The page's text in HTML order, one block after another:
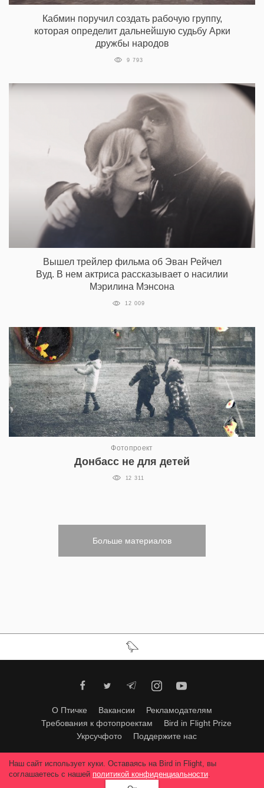
Кабмин поручил создать рабочую группу,
которая определит дальнейшую судьбу Арки
дружбы народов
9 793
Вышел трейлер фильма об Эван Рейчел
Вуд. В нем актриса рассказывает о насилии
Мэрилина Мэнсона
12 009
Фотопроект
Донбасс не для детей
12 311
Больше материалов
О Птичке Вакансии
Рекламодателям
Требования к фотопроектам
Bird in Flight Prize
Укрсучфото
Поддержите нас
Любое использование материалов допускается только с согласия
редакции.© 2026, Bird In Flight.
Все права защищены.
Наш сайт использует куки. Оставаясь на Bird in Flight, вы
соглашаетесь с нашей политикой конфиденциальности.